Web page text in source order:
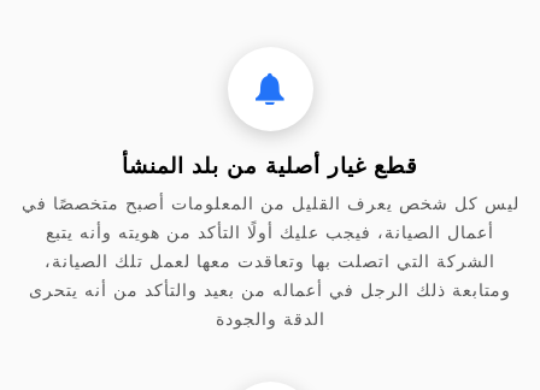
قطع غيار أصلية من بلد المنشأ
ليس كل شخص يعرف القليل من المعلومات أصبح متخصصًا في
أعمال الصيانة، فيجب عليك أولًا التأكد من هويته وأنه يتبع
الشركة التي اتصلت بها وتعاقدت معها لعمل تلك الصيانة،
ومتابعة ذلك الرجل في أعماله من بعيد والتأكد من أنه يتحرى
الدقة والجودة